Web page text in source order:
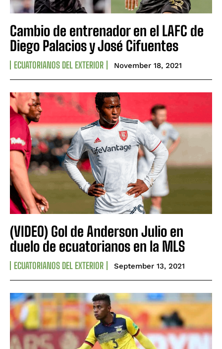
Cambio de entrenador en el LAFC de
Diego Palacios y José Cifuentes
ECUATORIANOS DEL EXTERIOR November 18, 2021
(VIDEO) Gol de Anderson Julio en
duelo de ecuatorianos en la MLS
ECUATORIANOS DEL EXTERIOR September 13, 2021